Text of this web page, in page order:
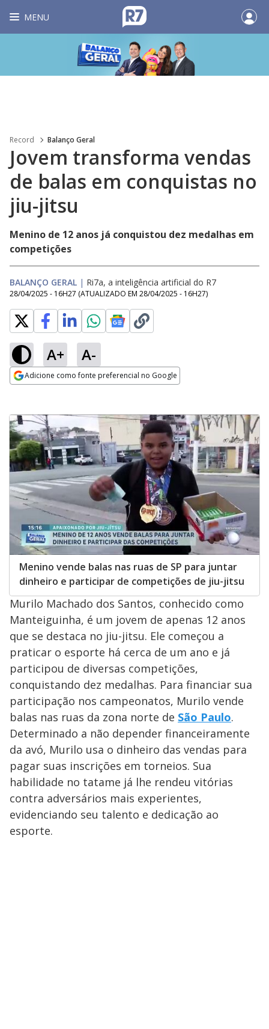
MENU
Record Balanço Geral
Jovem transforma vendas
de balas em conquistas no
jiu-jitsu
Menino de 12 anos já conquistou dez medalhas em
competições
BALANÇO GERAL | Ri7a, a inteligência artificial do R7
28/04/2025 - 16H27 (ATUALIZADO EM 28/04/2025 - 16H27)
A+ A-
Adicione como fonte preferencial no Google
Menino vende balas nas ruas de SP para juntar
dinheiro e participar de competições de jiu-jitsu
Murilo Machado dos Santos, conhecido como
Manteiguinha, é um jovem de apenas 12 anos
que se destaca no jiu-jitsu. Ele começou a
praticar o esporte há cerca de um ano e já
participou de diversas competições,
conquistando dez medalhas. Para financiar sua
participação nos campeonatos, Murilo vende
balas nas ruas da zona norte de São Paulo.
Determinado a não depender financeiramente
da avó, Murilo usa o dinheiro das vendas para
pagar suas inscrições em torneios. Sua
habilidade no tatame já lhe rendeu vitórias
contra adversários mais experientes,
evidenciando seu talento e dedicação ao
esporte.